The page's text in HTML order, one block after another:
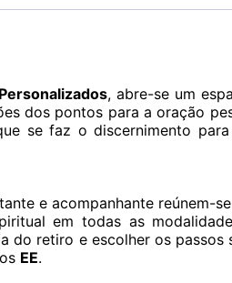
, abre-se um
dos pontos para a oração
se faz o discernimento
e acompanhante reúnem-
em todas as
do retiro e escolher os
EE.